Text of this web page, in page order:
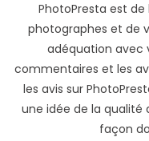
PhotoPresta est
photographes et de
adéquation avec
commentaires et les
les avis sur
une idée de la qualité
façon